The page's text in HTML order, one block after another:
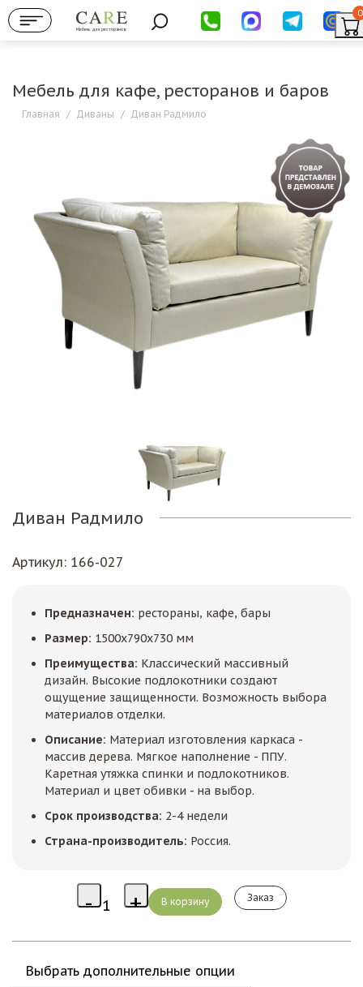
Мебель для ресторанов
0
Мебель для кафе, ресторанов и баров
Главная / Диваны / Диван Радмило
Диван Радмило
Артикул: 166-027
Предназначен: рестораны, кафе, бары
Размер: 1500х790х730 мм
Преимущества: Классический массивный
дизайн. Высокие подлокотники создают
ощущение защищенности. Возможность выбора
материалов отделки.
Описание: Материал изготовления каркаса -
массив дерева. Мягкое наполнение - ППУ.
Каретная утяжка спинки и подлокотников.
Материал и цвет обивки - на выбор.
Срок производства: 2-4 недели
Страна-производитель: Россия.
Заказ
Выбрать дополнительные опции